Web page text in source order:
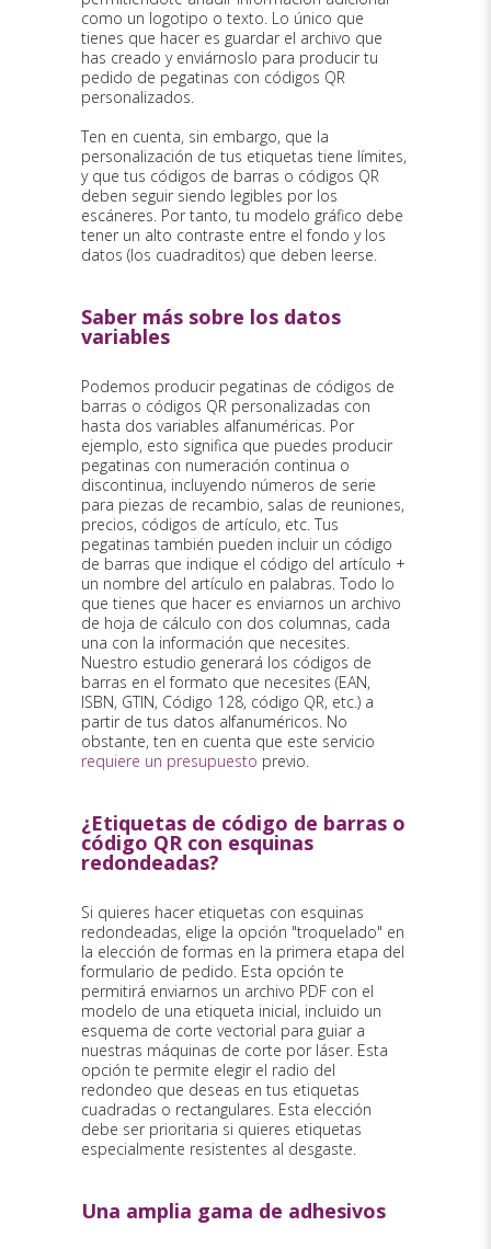
como un logotipo o texto. Lo único que
tienes que hacer es guardar el archivo que
has creado y enviárnoslo para producir tu
pedido de pegatinas con códigos QR
personalizados.
Ten en cuenta, sin embargo, que la
personalización de tus etiquetas tiene límites,
y que tus códigos de barras o códigos QR
deben seguir siendo legibles por los
escáneres. Por tanto, tu modelo gráfico debe
tener un alto contraste entre el fondo y los
datos (los cuadraditos) que deben leerse.
Saber más sobre los datos
variables
Podemos producir pegatinas de códigos de
barras o códigos QR personalizadas con
hasta dos variables alfanuméricas. Por
ejemplo, esto significa que puedes producir
pegatinas con numeración continua o
discontinua, incluyendo números de serie
para piezas de recambio, salas de reuniones,
precios, códigos de artículo, etc. Tus
pegatinas también pueden incluir un código
de barras que indique el código del artículo +
un nombre del artículo en palabras. Todo lo
que tienes que hacer es enviarnos un archivo
de hoja de cálculo con dos columnas, cada
una con la información que necesites.
Nuestro estudio generará los códigos de
barras en el formato que necesites (EAN,
ISBN, GTIN, Código 128, código QR, etc.) a
partir de tus datos alfanuméricos. No
obstante, ten en cuenta que este servicio
requiere un presupuesto previo.
¿Etiquetas de código de barras o
código QR con esquinas
redondeadas?
Si quieres hacer etiquetas con esquinas
redondeadas, elige la opción "troquelado" en
la elección de formas en la primera etapa del
formulario de pedido. Esta opción te
permitirá enviarnos un archivo PDF con el
modelo de una etiqueta inicial, incluido un
esquema de corte vectorial para guiar a
nuestras máquinas de corte por láser. Esta
opción te permite elegir el radio del
redondeo que deseas en tus etiquetas
cuadradas o rectangulares. Esta elección
debe ser prioritaria si quieres etiquetas
especialmente resistentes al desgaste.
Una amplia gama de adhesivos